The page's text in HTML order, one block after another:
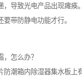
，导致光电产品出现瘫痪
带防静电功能才行。
，怎么办？
防潮箱内除湿器集水板上